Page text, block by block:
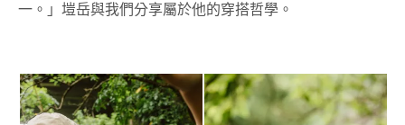
一。」塏岳與我們分享屬於他的穿搭哲學。